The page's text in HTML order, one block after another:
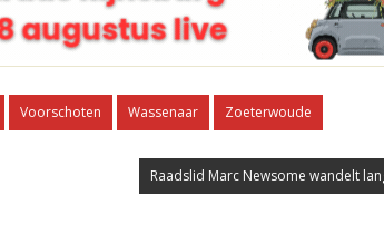
Voorschoten Wassenaar Zoeterwoude
Raadslid Marc Newsome wandelt